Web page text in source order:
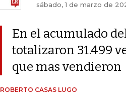
sábado, 1 de marzo de
En el acumulado
totalizaron 31.499
que mas vendieron
ROBERTO CASAS LUGO